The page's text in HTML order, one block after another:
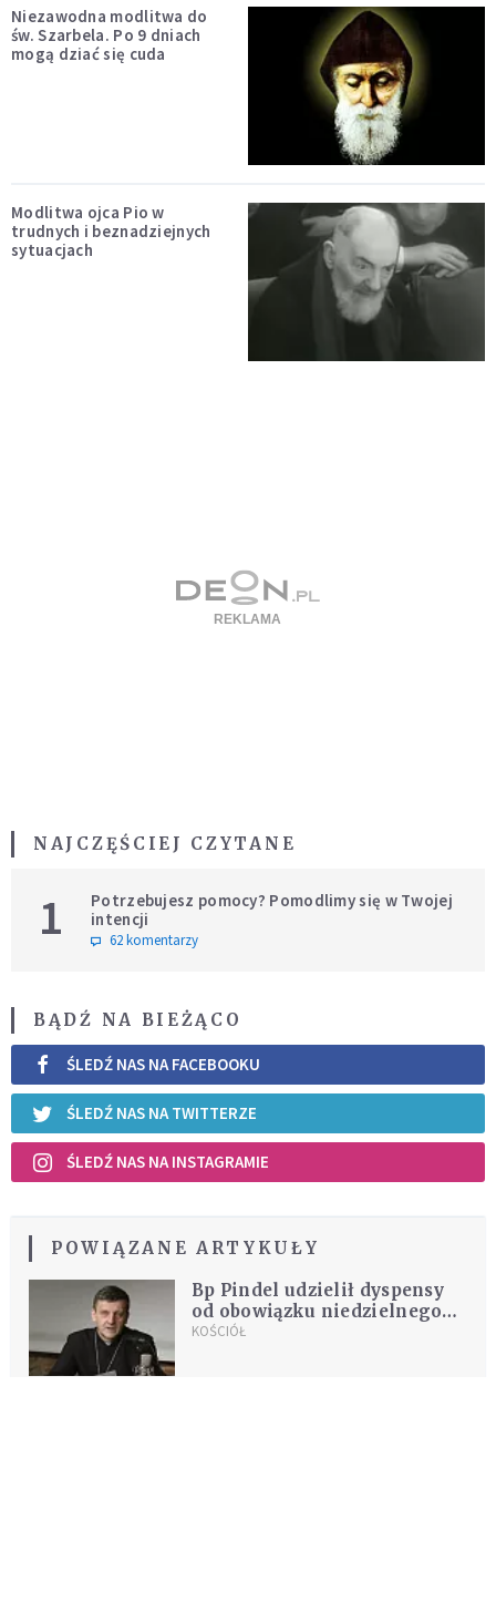
Niezawodna modlitwa do
św. Szarbela. Po 9 dniach
mogą dziać się cuda
Modlitwa ojca Pio w
trudnych i beznadziejnych
sytuacjach
NAJCZĘŚCIEJ CZYTANE
1
Potrzebujesz pomocy? Pomodlimy się w Twojej
intencji
62 komentarzy
BĄDŹ NA BIEŻĄCO
ŚLEDŹ NAS NA FACEBOOKU
ŚLEDŹ NAS NA TWITTERZE
ŚLEDŹ NAS NA INSTAGRAMIE
POWIĄZANE ARTYKUŁY
Bp Pindel udzielił dyspensy
od obowiązku niedzielnego
uczestnictwa we Mszy św.
KOŚCIÓŁ